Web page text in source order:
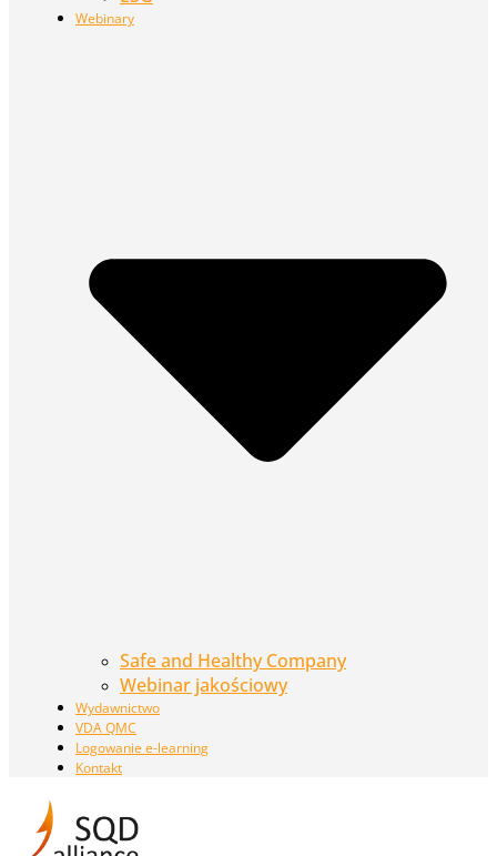
Webinary
Safe and Healthy Company
Webinar jakościowy
Wydawnictwo
VDA QMC
Logowanie e-learning
Kontakt